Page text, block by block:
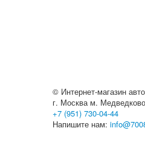
© Интернет-магазин
г. Москва м.
+7 (951) 730-04-44
Напишите нам: